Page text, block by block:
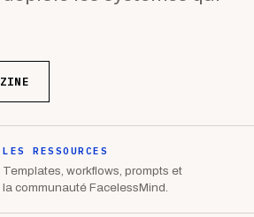
LES RESSOURCES
Templates, workflows, prompts et
la communauté FacelessMind.